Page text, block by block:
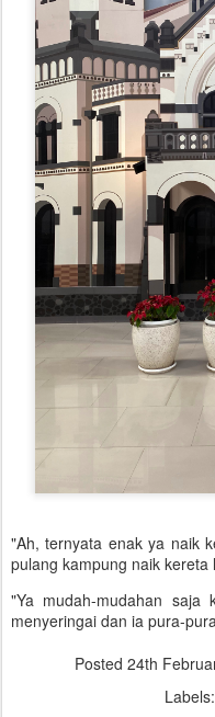
"Ah, ternyata enak ya naik
pulang kampung naik kereta
"Ya mudah-mudahan saja
menyeringai dan ia pura-
Posted 24th
Labels: